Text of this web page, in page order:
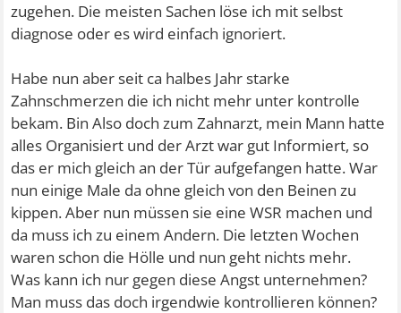
zugehen. Die meisten Sachen löse ich mit selbst
diagnose oder es wird einfach ignoriert.
Habe nun aber seit ca halbes Jahr starke
Zahnschmerzen die ich nicht mehr unter kontrolle
bekam. Bin Also doch zum Zahnarzt, mein Mann hatte
alles Organisiert und der Arzt war gut Informiert, so
das er mich gleich an der Tür aufgefangen hatte. War
nun einige Male da ohne gleich von den Beinen zu
kippen. Aber nun müssen sie eine WSR machen und
da muss ich zu einem Andern. Die letzten Wochen
waren schon die Hölle und nun geht nichts mehr.
Was kann ich nur gegen diese Angst unternehmen?
Man muss das doch irgendwie kontrollieren können?